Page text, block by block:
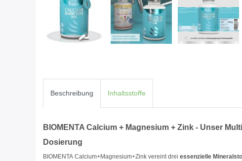
Beschreibung Inhaltsstoffe
BIOMENTA Calcium + Magnesium + Zink - Unser
Dosierung
BIOMENTA Calcium+Magnesium+Zink vereint drei essenzielle